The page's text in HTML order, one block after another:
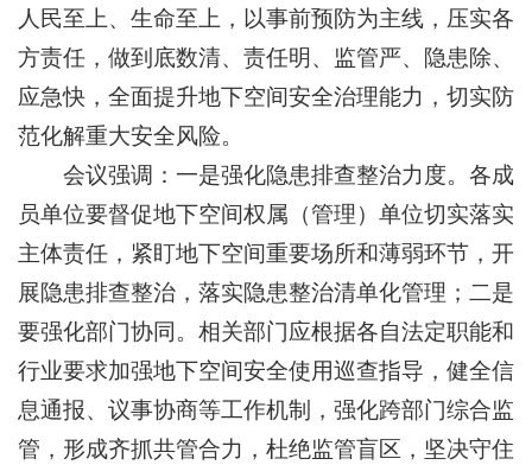
人民至上、生命至上，以事前预防为主线，压实各
方责任，做到底数清、责任明、监管严、隐患除、
应急快，全面提升地下空间安全治理能力，切实防
范化解重大安全风险。
会议强调：一是强化隐患排查整治力度。各成
员单位要督促地下空间权属（管理）单位切实落实
主体责任，紧盯地下空间重要场所和薄弱环节，开
展隐患排查整治，落实隐患整治清单化管理；二是
要强化部门协同。相关部门应根据各自法定职能和
行业要求加强地下空间安全使用巡查指导，健全信
息通报、议事协商等工作机制，强化跨部门综合监
管，形成齐抓共管合力，杜绝监管盲区，坚决守住